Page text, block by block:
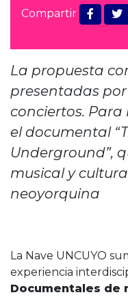
Compartir
La propuesta
presentadas
conciertos.
el documental
Underground”,
musical y
neoyorquina
La Nave UNCUYO
experiencia
Documentales de